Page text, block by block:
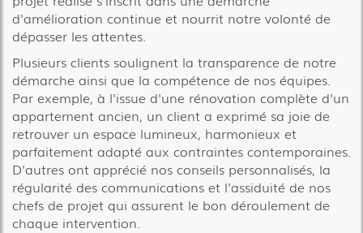
d'amélioration continue et nourrit notre volonté de
dépasser les attentes.
Plusieurs clients soulignent la transparence de notre
démarche ainsi que la compétence de nos équipes.
Par exemple, à l'issue d'une rénovation complète d'un
appartement ancien, un client a exprimé sa joie de
retrouver un espace lumineux, harmonieux et
parfaitement adapté aux contraintes contemporaines.
D'autres ont apprécié nos conseils personnalisés, la
régularité des communications et l'assiduité de nos
chefs de projet qui assurent le bon déroulement de
chaque intervention.